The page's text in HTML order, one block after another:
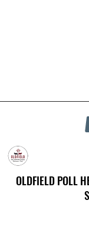
OLDFIELD POLL